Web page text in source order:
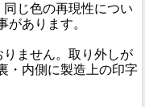
じ色の再現性につい
あります。
ません。取り外しが
・内側に製造上の印字